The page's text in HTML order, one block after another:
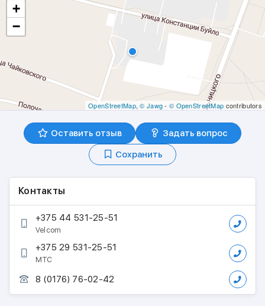
+
−
OpenStreetMap,© Jawg- © OpenStreetMap contributors
Оставить отзыв
Задать вопрос
Сохранить
Контакты
+375 44 531-25-51
Velcom
+375 29 531-25-51
МТС
8 (0176) 76-02-42